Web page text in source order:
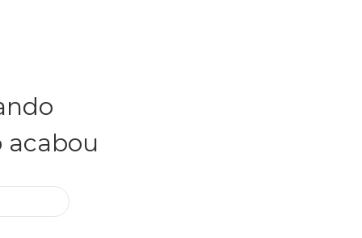
acabou